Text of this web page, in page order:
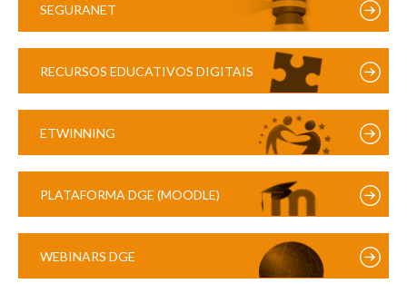
SEGURANET
RECURSOS EDUCATIVOS DIGITAIS
ETWINNING
PLATAFORMA DGE (MOODLE)
WEBINARS DGE